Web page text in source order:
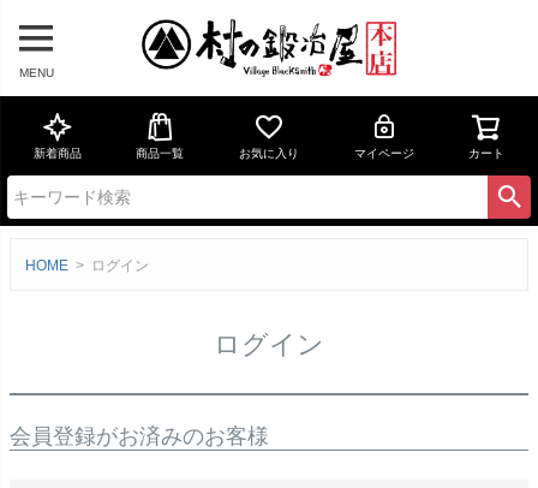
MENU
新着商品 商品一覧 お気に入り マイページ カート
HOME ログイン
ログイン
会員登録がお済みのお客様